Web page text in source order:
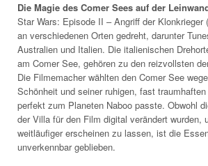
Die Magie des Comer Sees auf der
Star Wars: Episode II – Angriff der Klonkrieger
an verschiedenen Orten gedreht, darunter
Australien und Italien. Die italienischen
am Comer See, gehören zu den reizvollsten
Die Filmemacher wählten den Comer See
Schönheit und seiner ruhigen, fast
perfekt zum Planeten Naboo passte. Obwohl
der Villa für den Film digital verändert wurden,
weitläufiger erscheinen zu lassen, ist die
unverkennbar geblieben.